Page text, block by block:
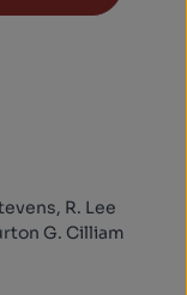
R. Lee
G. Cilliam